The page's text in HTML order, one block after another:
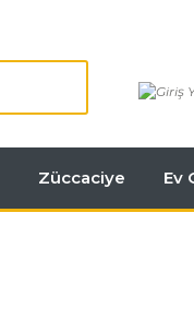
Züccaciye Ev